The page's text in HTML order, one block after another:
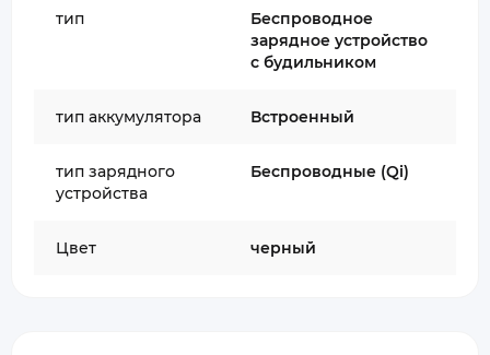
тип
Беспроводное
зарядное устройство
с будильником
тип аккумулятора Встроенный
тип зарядного
устройства
Беспроводные (Qi)
Цвет черный